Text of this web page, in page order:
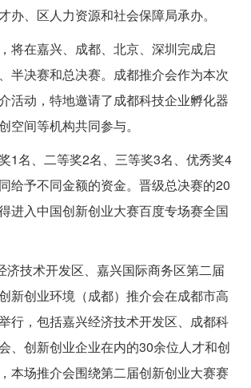
办、区人力资源和社会保障局承办。
将在嘉兴、成都、北京、深圳完成启
半决赛和总决赛。成都推介会作为本次
活动，特地邀请了成都科技企业孵化器
空间等机构共同参与。
1名、二等奖2名、三等奖3名、优秀奖4
给予不同金额的资金。晋级总决赛的20
进入中国创新创业大赛百度专场赛全国
济技术开发区、嘉兴国际商务区第二届
新创业环境（成都）推介会在成都市高
行，包括嘉兴经济技术开发区、成都科
、创新创业企业在内的30余位人才和创
本场推介会围绕第二届创新创业大赛赛